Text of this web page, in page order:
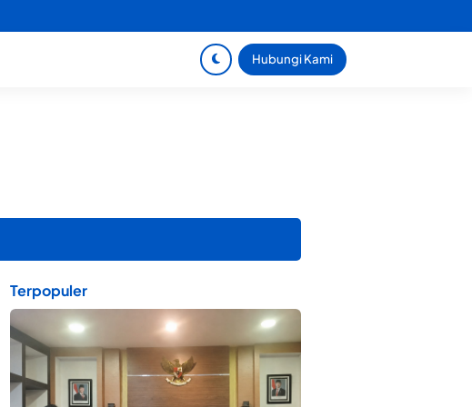
Hubungi Kami
Terpopuler